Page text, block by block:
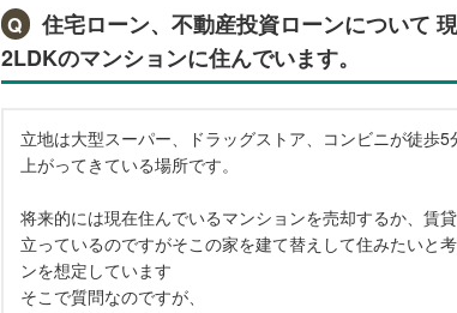
Q
住宅ローン、不動産投資ローンについて
2LDKのマンションに住んでいます。
立地は大型スーパー、ドラッグストア、コンビニが徒歩
上がってきている場所です。
将来的には現在住んでいるマンションを売却するか、賃
立っているのですがそこの家を建て替えして住みたいと
ンを想定しています
そこで質問なのですが、